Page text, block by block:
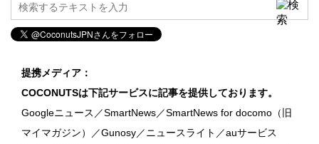
提携メディア：
COCONUTSは下記サービスに記事を提供しております。
Googleニュース／SmartNews／SmartNews for docomo（旧
マイマガジン）／Gunosy／ニュースライト／auサービス